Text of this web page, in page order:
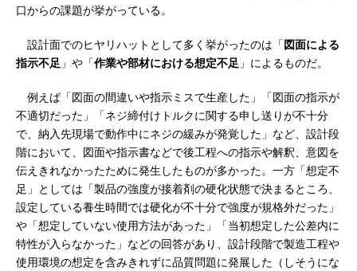
口からの課題が挙がっている。
設計面でのヒヤリハットとして多く挙がったのは「 図面による
指示不足 」や「作業や部材における想定不足 」によるものだ。
例えば「図面の間違いや指示ミスで生産した」「図面の指示が
不適切だった」「ネジ締付けトルクに関する申し送りが不十分
で、納入先現場で動作中にネジの緩みが発覚した」など、設計段
階において、図面や指示書などで後工程への指示や解釈、意図を
伝えきれなかったために発生したものが多かった。一方「想定不
足」としては「製品の強度が接着剤の硬化状態で決まるところ、
設定している養生時間では硬化が不十分で強度が規格外だった」
や「想定していない使用方法があった」「当初想定した公差内に
特性が入らなかった」などの回答があり、設計段階で製造工程や
使用環境の想定を含みきれずに品質問題に発展した（しそうにな